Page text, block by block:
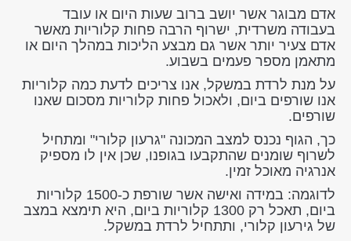
אדם מבוגר אשר יושב ברוב שעות היום או עובד
בעבודה משרדית, ישרוף הרבה פחות קלוריות מאשר
אדם צעיר יותר אשר גם מבצע הליכות במהלך היום או
מתאמן מספר פעמים בשבוע.
על מנת לרדת במשקל, אנו צריכים לדעת כמה קלוריות
אנו שורפים ביום, ולאכול פחות קלוריות מסכום שאנו
שורפים.
כך, הגוף נכנס למצב המכונה "גרעון קלורי" ומתחיל
לשרוף שומנים שהתקבעו בגופנו, שכן אין לו מספיק
אנרגיה מאוכל זמין.
לדוגמה: במידה ואישה אשר שורפת כ-1500 קלוריות
ביום, תאכל רק 1300 קלוריות ביום, היא תימצא במצב
של גירעון קלורי, ותתחיל לרדת במשקל.